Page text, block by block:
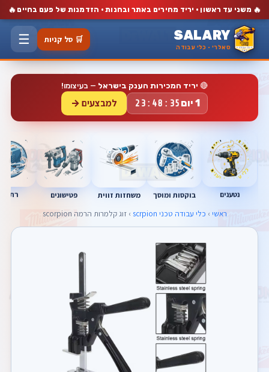
🔥 משני עד ראשון · יריד מחירים באתר ובחנות · הזדמנות של פעם בחיים 🔥
SALARY
סאלרי · כלי עבודה
🛒 סל קניות ☰
🔴 יריד המכירות הענק בישראל — בעיצומו!
1 יום 23:48:34 למבצעים →
נטענים בוקסות ומוסך משחזות זווית פטישונים
ראשי › כלי עבודה טכני scrpion › זוג קלמרות הרמה scorpion